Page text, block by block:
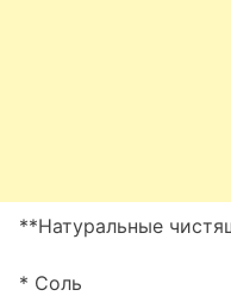
**Натуральные
* Соль